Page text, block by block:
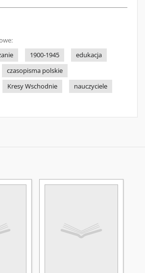
1900-1945
edukacja
czasopisma polskie
Kresy Wschodnie nauczyciele